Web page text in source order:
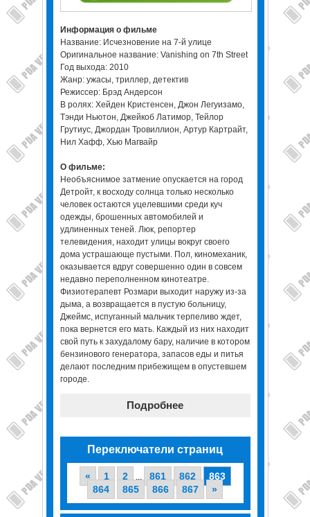
Информация о фильме
Название: Исчезновение на 7-й улице
Оригинальное название: Vanishing on 7th Street
Год выхода: 2010
Жанр: ужасы, триллер, детектив
Режиссер: Брэд Андерсон
В ролях: Хейден Кристенсен, Джон Легуизамо,
Тэнди Ньютон, Джейкоб Латимор, Тейлор
Грутиус, Джордан Тровиллион, Артур Картрайт,
Нил Хафф, Хью Магвайр
О фильме:
Необъяснимое затмение опускается на город
Детройт, к восходу солнца только несколько
человек остаются уцелевшими среди куч
одежды, брошенных автомобилей и
удлиненных теней. Люк, репортер
телевидения, находит улицы вокруг своего
дома устрашающе пустыми. Пол, киномеханик,
оказывается вдруг совершенно один в совсем
недавно переполненном кинотеатре.
Физиотерапевт Розмари выходит наружу из-за
дыма, а возвращается в пустую больницу,
Джеймс, испуганный мальчик терпеливо ждет,
пока вернется его мать. Каждый из них находит
свой путь к захудалому бару, наличие в котором
бензинового генератора, запасов еды и питья
делают последним прибежищем в опустевшем
городе.
Подробнее
Переключатели страниц
« 1 2 861 862
863
864
865 866 867 »